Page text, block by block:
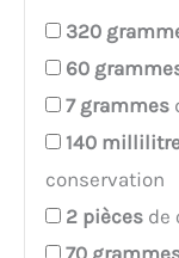
320
60
7 grammes
140
conservation
2 pièces de